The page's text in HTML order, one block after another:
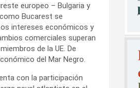
europeo – Bulgaria y
Bucarest se
intereses económicos y
comerciales superan
de la UE. De
del Mar Negro.
con la participación